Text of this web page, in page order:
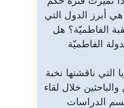
أبرز الدول التي
الفاطميّة؟ هل
الفاطميّة
التي ناقشتها نخبة
والباحثين خلال لقاء
الدراسات